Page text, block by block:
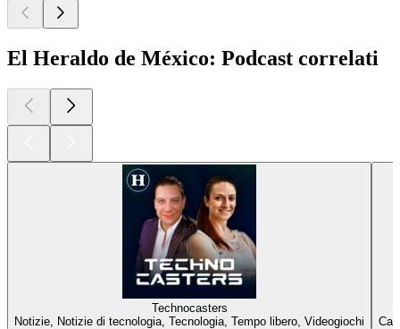
El Heraldo de México: Podcast correlati
Technocasters
Notizie, Notizie di tecnologia, Tecnologia, Tempo libero, Videogiochi